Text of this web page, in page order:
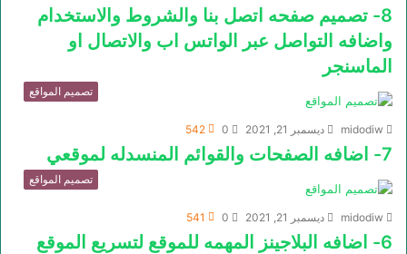
8- تصميم صفحه اتصل بنا والشروط والاستخدام
واضافه التواصل عبر الواتس اب والاتصال او
الماسنجر
تصميم المواقع
midodiw ديسمبر 21, 2021 0
542
7- اضافه الصفحات والقوائم المنسدله لموقعي
تصميم المواقع
midodiw ديسمبر 21, 2021 0
541
6- اضافه البلاجينز المهمه للموقع لتسريع الموقع